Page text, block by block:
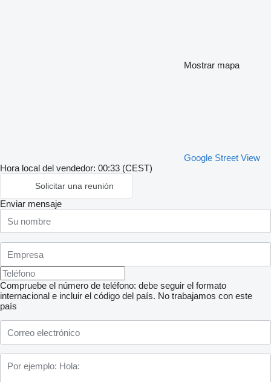
Mostrar mapa
Google Street View
Hora local del vendedor: 00:33 (CEST)
Solicitar una reunión
Enviar mensaje
Compruebe el número de teléfono: debe seguir el formato
internacional e incluir el código del país. No trabajamos con este
país